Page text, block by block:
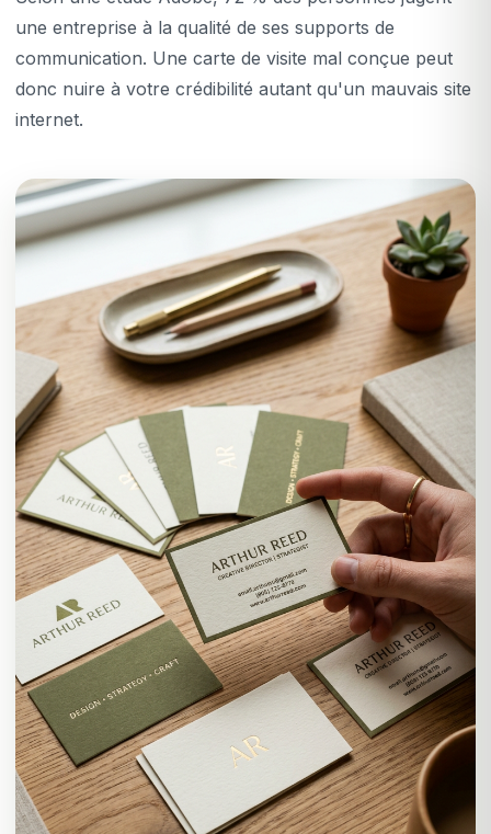
une entreprise à la qualité de ses supports de
communication. Une carte de visite mal conçue peut
donc nuire à votre crédibilité autant qu'un mauvais site
internet.